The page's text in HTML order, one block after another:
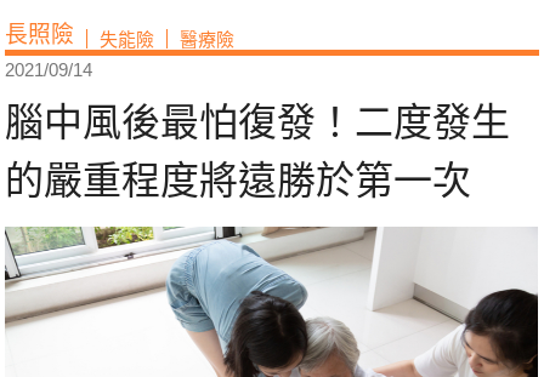
退休先準備 好險學堂 輔銷工具 活動專區
長照險 失能險 醫療險
2021/09/14
腦中風後最怕復發！二度發生
的嚴重程度將遠勝於第一次